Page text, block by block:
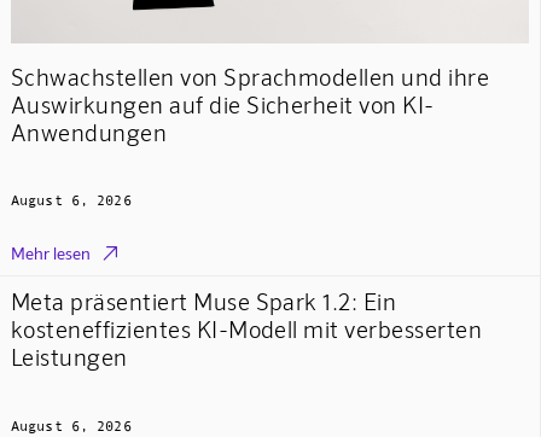
Schwachstellen von Sprachmodellen und ihre
Auswirkungen auf die Sicherheit von KI-
Anwendungen
August 6, 2026
Mehr lesen 
Meta präsentiert Muse Spark 1.2: Ein
kosteneffizientes KI-Modell mit verbesserten
Leistungen
August 6, 2026